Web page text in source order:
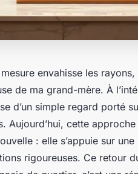
envahisse les
de ma grand-mère. À
d’un simple regard porté
Aujourd’hui, cette
: elle s’appuie sur
rigoureuses. Ce retour